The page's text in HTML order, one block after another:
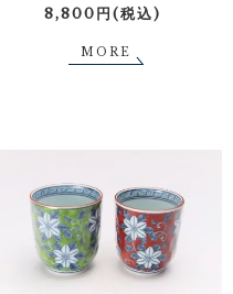
8,800円(税込)
MORE